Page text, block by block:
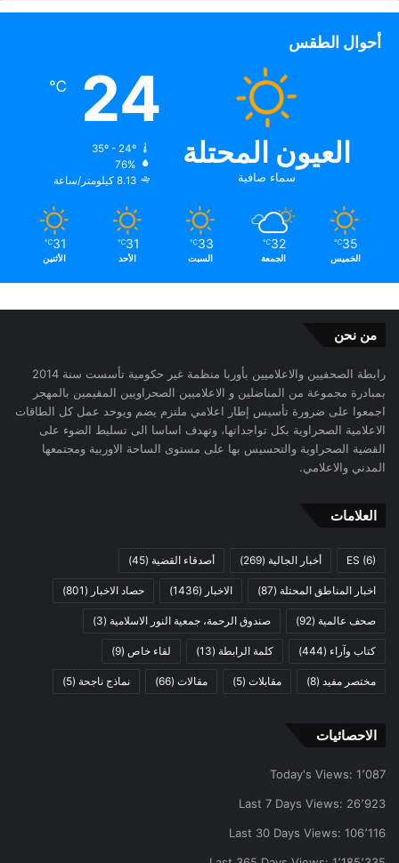
أحوال الطقس
العيون المحتلة
سماء صافية
24
℃
35º - 24º
76%
8.13 كيلومتر/ساعة
35
℃
الخميس
32
℃
الجمعة
33
℃
السبت
31
℃
الأحد
31
℃
الأثنين
من نحن
رابطة الصحفيين والاعلاميين بأوربا منظمة غير حكومية تأسست سنة 2014
بمبادرة مجموعة من المناضلين و الاعلاميين الصحراويين المقيمين بالمهجر
اجمعوا على ضرورة تأسيس إطار اعلامي ملتزم يضم ويوحد عمل كل الطاقات
الاعلامية الصحراوية بكل تواجداتها، وتهدف اساسا الى تسليط الضوء على
القضية الصحراوية والتحسيس بها على مستوى الساحة الاوربية ومجتمعها
المدني والاعلامي.
العلامات
ES (6) أخبار الجالية (269) أصدقاء القضية (45)
اخبار المناطق المحتلة (87) الاخبار (1436) حصاد الاخبار (801)
صحف عالمية (92) صندوق الرحمة، جمعية النور الاسلامية (3)
كتاب وآراء (444) كلمة الرابطة (13) لقاء خاص (9)
مختصر مفيد (8) مقابلات (5) مقالات (66) نماذج ناجحة (5)
الاحصائيات
Today's Views: 1٬087
Last 7 Days Views: 26٬923
Last 30 Days Views: 106٬116